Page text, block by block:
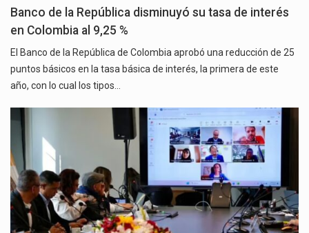
Banco de la República disminuyó su tasa de interés
en Colombia al 9,25 %
El Banco de la República de Colombia aprobó una reducción de 25
puntos básicos en la tasa básica de interés, la primera de este
año, con lo cual los tipos…